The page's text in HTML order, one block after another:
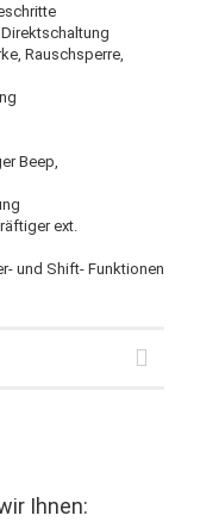
Rauschsperre,
Beep,
ext.
und Shift- Funktionen
Ihnen: